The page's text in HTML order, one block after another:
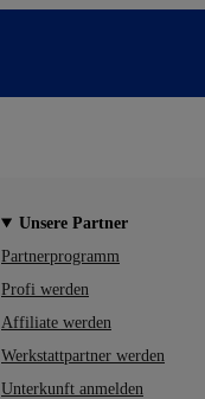
Unsere Partner
Partnerprogramm
Profi werden
Affiliate werden
Werkstattpartner werden
Unterkunft anmelden